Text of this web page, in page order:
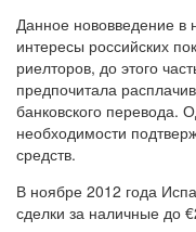
Данное нововведение в
интересы российских
риелторов, до этого
предпочитала
банковского перевода.
необходимости
средств.
В ноябре 2012 года
сделки за наличные до